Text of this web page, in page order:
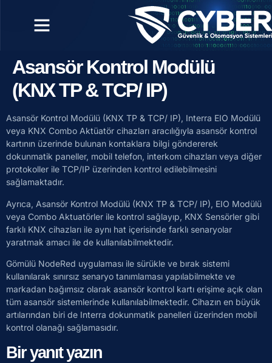
Asansör Kontrol Modülü
(KNX TP & TCP/ IP)
Asansör Kontrol Modülü (KNX TP & TCP/ IP), Interra EIO Modülü
veya KNX Combo Aktüatör cihazları aracılığıyla asansör kontrol
kartının üzerinde bulunan kontaklara bilgi göndererek
dokunmatik paneller, mobil telefon, interkom cihazları veya diğer
protokoller ile TCP/IP üzerinden kontrol edilebilmesini
sağlamaktadır.
Ayrıca, Asansör Kontrol Modülü (KNX TP & TCP/ IP), EIO Modülü
veya Combo Aktuatörler ile kontrol sağlayıp, KNX Sensörler gibi
farklı KNX cihazları ile aynı hat içerisinde farklı senaryolar
yaratmak amacı ile de kullanılabilmektedir.
Gömülü NodeRed uygulaması ile sürükle ve bırak sistemi
kullanılarak sınırsız senaryo tanımlaması yapılabilmekte ve
markadan bağımsız olarak asansör kontrol kartı erişime açık olan
tüm asansör sistemlerinde kullanılabilmektedir. Cihazın en büyük
artılarından biri de Interra dokunmatik panelleri üzerinden mobil
kontrol olanağı sağlamasıdır.
Bir yanıt yazın